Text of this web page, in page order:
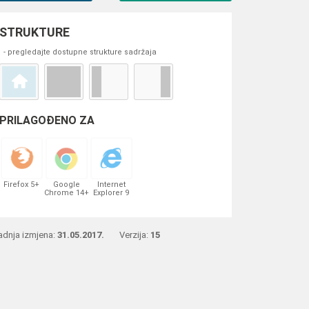
- pregledajte dostupne strukture sadržaja
ZA
Firefox 5+
Google
Chrome 14+
Internet
Explorer 9
izmjena: 31.05.2017. Verzija: 15